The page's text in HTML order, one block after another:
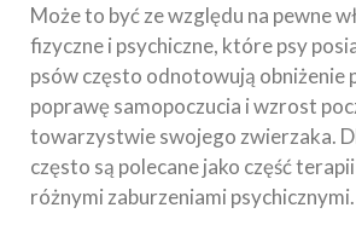
Może to być ze względu na pewne
fizyczne i psychiczne, które psy
psów często odnotowują obniżenie
poprawę samopoczucia i wzrost
towarzystwie swojego zwierzaka.
często są polecane jako część
różnymi zaburzeniami psychicznymi.